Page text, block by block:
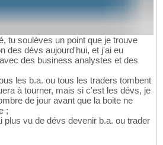
tu soulèves un point que je trouve
des dévs aujourd'hui, et j'ai eu
des business analystes et des
les b.a. ou tous les traders tombent
à tourner, mais si c'est les dévs, je
de jour avant que la boite ne
;
plus vu de dévs devenir b.a. ou trader